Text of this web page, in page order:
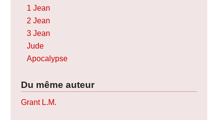
1 Jean
2 Jean
3 Jean
Jude
Apocalypse
Du même auteur
Grant L.M.